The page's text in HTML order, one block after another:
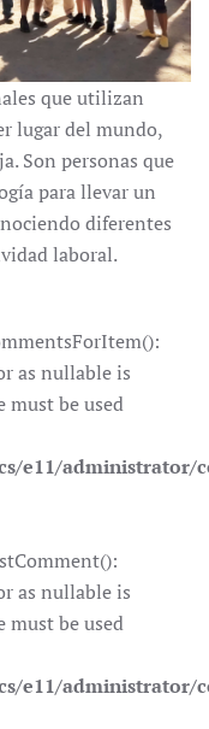
que utilizan
lugar del mundo,
Son personas que
para llevar un
diferentes
laboral.
as nullable is
must be used
e11/
as nullable is
must be used
e11/